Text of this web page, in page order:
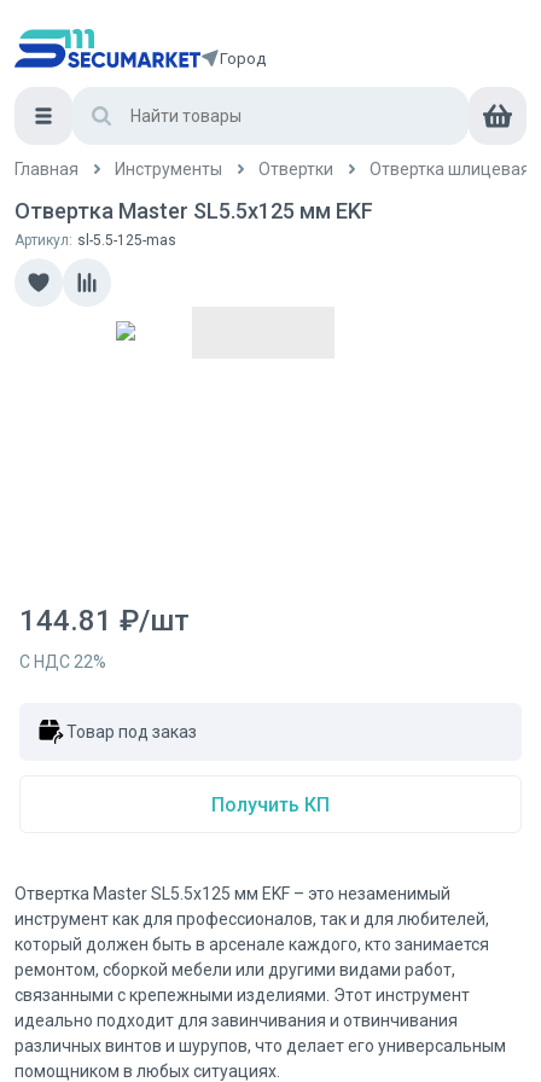
Город
Главная Инструменты Отвертки Отвертка шлицевая
Отвертка Master SL5.5x125 мм EKF
Артикул: sl-5.5-125-mas
144.81 ₽/шт
С НДС 22%
Товар под заказ
Получить КП
Отвертка Master SL5.5x125 мм EKF – это незаменимый
инструмент как для профессионалов, так и для любителей,
который должен быть в арсенале каждого, кто занимается
ремонтом, сборкой мебели или другими видами работ,
связанными с крепежными изделиями. Этот инструмент
идеально подходит для завинчивания и отвинчивания
различных винтов и шурупов, что делает его универсальным
помощником в любых ситуациях.